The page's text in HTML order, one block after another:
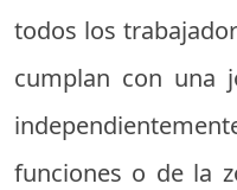
todos los
cumplan con una
funciones o de la